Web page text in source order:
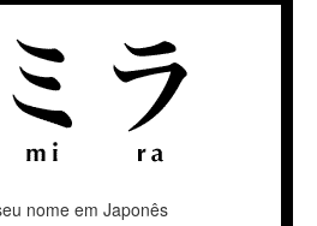
nome em Japonês